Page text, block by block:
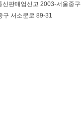
신판매업신고 2003-서울중
구 서소문로 89-31